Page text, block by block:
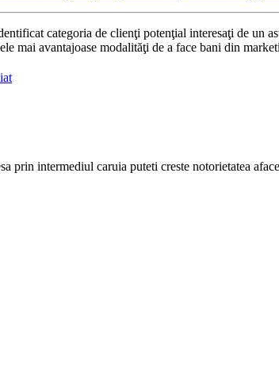
categoria de clienţi potenţial interesaţi de un
mai avantajoase modalităţi de a face bani din
prin intermediul caruia puteti creste notorietatea